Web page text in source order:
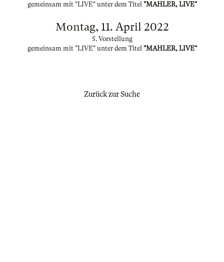
gemeinsam mit "LIVE" unter dem Titel "MAHLER, LIVE"
Montag, 11. April 2022
5. Vorstellung
gemeinsam mit "LIVE" unter dem Titel "MAHLER, LIVE"
Zurück zur Suche